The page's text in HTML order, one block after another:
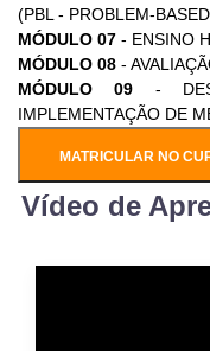
(PBL - PROBLEM-
MÓDULO 07 - ENSINO
MÓDULO 08 -
MÓDULO 09 -
IMPLEMENTAÇÃO DE
MATRICULAR NO
Vídeo de